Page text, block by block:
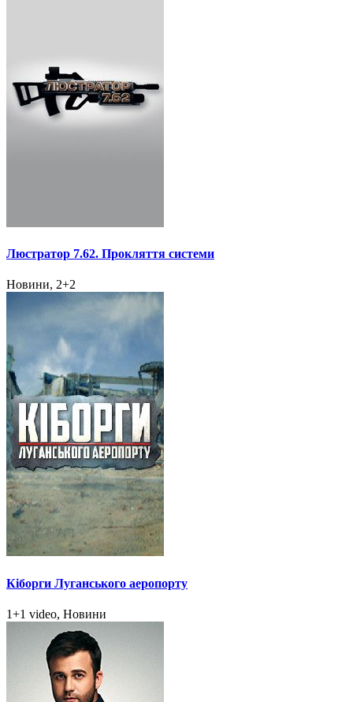
Люстратор 7.62. Прокляття системи
Новини, 2+2
Кіборги Луганського аеропорту
1+1 video, Новини